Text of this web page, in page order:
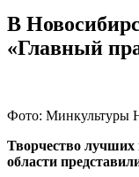
В
«Главный
Фото: Минкультуры
Творчество
области